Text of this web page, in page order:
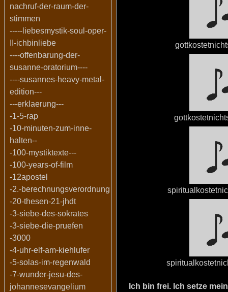
nachruf-der-raum-der-
stimmen
-----liebesmystik-soul-oper-
II-ichbinliebe
----offenbarung-der-
susanne-oratorium----
----susannes-heavy-metal-
edition---
---erklaerung---
-1-5-rap
-10-minuten-zum-inne-
halten--
-100-mystiktexte---
-100-years-of-film
-12apostel
-2.-berechnungsverordnung
-20-thesen-21-jhdt
-3-siebe-des-sokrates
-3-siebe-die-pruefen
-3000
-4-uhr-elf-am-kiehlufer
-5-solas-im-regenwald
-7-wunder-jesu-des-
johannesevangelium
Ich bin frei. Ich setze